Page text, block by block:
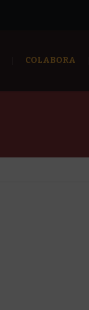
COLABORA